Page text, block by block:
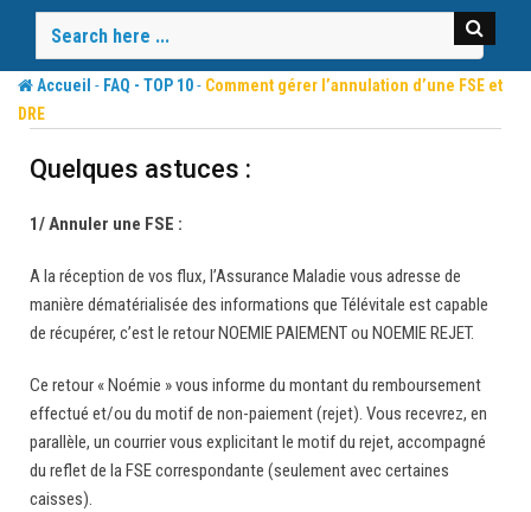
content
Accueil - FAQ - TOP 10- Comment gérer l’annulation d’une FSE et
DRE
Quelques astuces :
1/ Annuler une FSE :
A la réception de vos flux, l’Assurance Maladie vous adresse de
manière dématérialisée des informations que Télévitale est capable
de récupérer, c’est le retour NOEMIE PAIEMENT ou NOEMIE REJET.
Ce retour « Noémie » vous informe du montant du remboursement
effectué et/ou du motif de non-paiement (rejet). Vous recevrez, en
parallèle, un courrier vous explicitant le motif du rejet, accompagné
du reflet de la FSE correspondante (seulement avec certaines
caisses).